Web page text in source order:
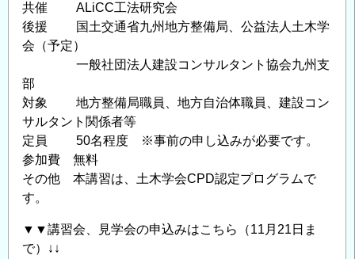
共催 ALiCC工法研究会
後援 国土交通省九州地方整備局、公益法人土木学
会（予定）
一般社団法人建設コンサルタント協会九州支
部
対象 地方整備局職員、地方自治体職員、建設コン
サルタント関係者等
定員 50名程度 ※事前の申し込みが必要です。
参加費 無料
その他 本講習は、土木学会CPD認定プログラムで
す。
▼▼講習会、見学会の申込みはこちら（11月21日ま
で）↓↓